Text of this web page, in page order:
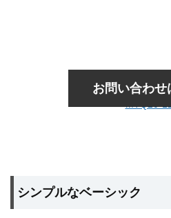
お問い合わせ
シンプルなベーシック